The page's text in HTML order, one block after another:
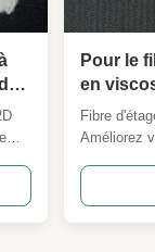
le
...
Pour le
en
Fibre
Améliorez
le filage, le